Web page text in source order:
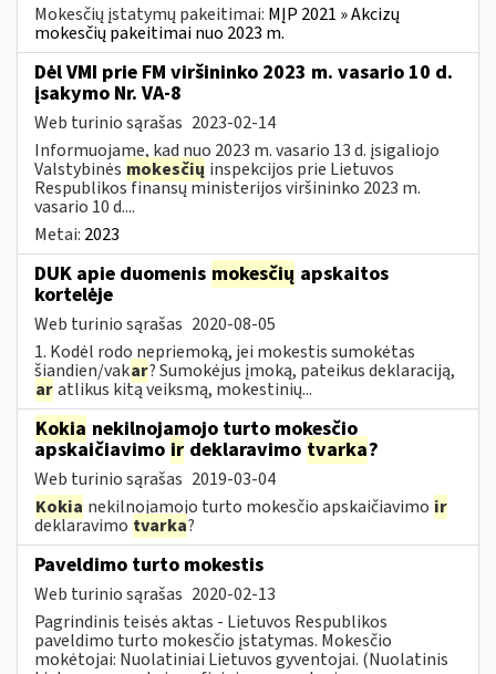
Mokesčių įstatymų pakeitimai: MĮP 2021 » Akcizų
mokesčių pakeitimai nuo 2023 m.
Dėl VMI prie FM viršininko 2023 m. vasario 10 d.
įsakymo Nr. VA-8
Web turinio sąrašas 2023-02-14
Informuojame, kad nuo 2023 m. vasario 13 d. įsigaliojo
Valstybinės mokesčių inspekcijos prie Lietuvos
Respublikos finansų ministerijos viršininko 2023 m.
vasario 10 d....
Metai: 2023
DUK apie duomenis mokesčių apskaitos
kortelėje
Web turinio sąrašas 2020-08-05
1. Kodėl rodo nepriemoką, jei mokestis sumokėtas
šiandien/vakar? Sumokėjus įmoką, pateikus deklaraciją,
aratlikus kitą veiksmą, mokestinių...
Kokia nekilnojamojo turto mokesčio
apskaičiavimo ir deklaravimo tvarka?
Web turinio sąrašas 2019-03-04
Kokia nekilnojamojo turto mokesčio apskaičiavimo ir
deklaravimo tvarka?
Paveldimo turto mokestis
Web turinio sąrašas 2020-02-13
Pagrindinis teisės aktas - Lietuvos Respublikos
paveldimo turto mokesčio įstatymas. Mokesčio
mokėtojai: Nuolatiniai Lietuvos gyventojai. (Nuolatinis